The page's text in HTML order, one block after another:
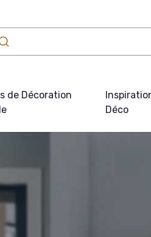
de Décoration
Déco